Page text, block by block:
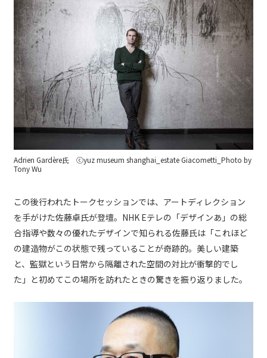
Adrien Gardère氏 ⓒyuz museum shanghai_estate Giacometti_Photo by
Tony Wu
この後行われたトークセッションでは、アートディレクション
を手がけた佐藤卓氏が登壇。NHK Eテレの「デザインあ」の総
合指導や数々の優れたデザインで知られる佐藤氏は「これほど
の建造物がこの状態で残っていることが奇跡的。美しい建築
と、監獄という日常から隔離された空間の対比が衝撃的でし
た」と初めてこの場所を訪れたときの驚きを振り返りました。